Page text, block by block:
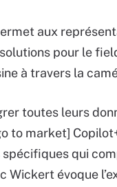
aux
pour le
à travers la
toutes leurs
to market]
spécifiques qui
Wickert évoque